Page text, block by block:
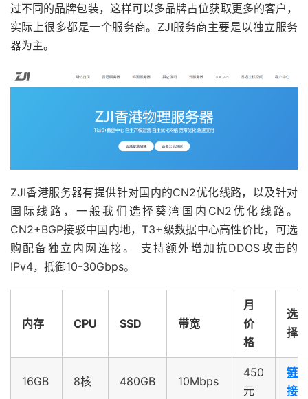
过不同的品牌包装，这样可以多品牌占位获取更多的客户，
实际上很多都是一个服务商。ZJI服务商主要是以独立服务
器为主。
ZJI香港服务器有提供针对国内的CN2优化线路，以及针对
国际线路，一般我们选择葵湾国内CN2优化线路。
CN2+BGP接驳中国内地，T3+级数据中心高性价比，可选
购配备独立内网连接。 支持额外增加抗DDOS攻击的
IPv4，抵御10-30Gbps。
内存 CPU SSD 带宽
月
价
格
选
择
16GB 8核 480GB 10Mbps
450
元
链
接